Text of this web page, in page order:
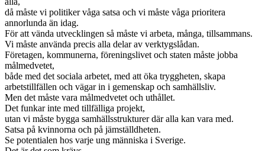
då måste vi politiker våga satsa och vi måste våga prioritera
annorlunda än idag.
För att vända utvecklingen så måste vi arbeta, många, tillsammans.
Vi måste använda precis alla delar av verktygslådan.
Företagen, kommunerna, föreningslivet och staten måste jobba
målmedvetet,
både med det sociala arbetet, med att öka tryggheten, skapa
arbetstillfällen och vägar in i gemenskap och samhällsliv.
Men det måste vara målmedvetet och uthållet.
Det funkar inte med tillfälliga projekt,
utan vi måste bygga samhällsstrukturer där alla kan vara med.
Satsa på kvinnorna och på jämställdheten.
Se potentialen hos varje ung människa i Sverige.